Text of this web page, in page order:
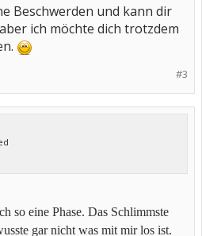
Beschwerden und kann dir
ich möchte dich trotzdem
#3
so eine Phase. Das Schlimmste
gar nicht was mit mir los ist.